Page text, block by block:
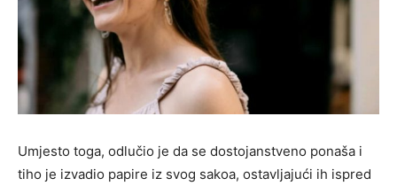
Umjesto toga, odlučio je da se dostojanstveno ponaša i
tiho je izvadio papire iz svog sakoa, ostavljajući ih ispred